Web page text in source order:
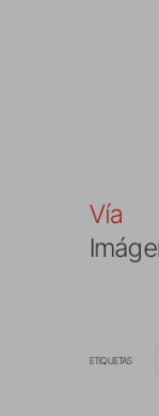
Vía
ETIQUETAS